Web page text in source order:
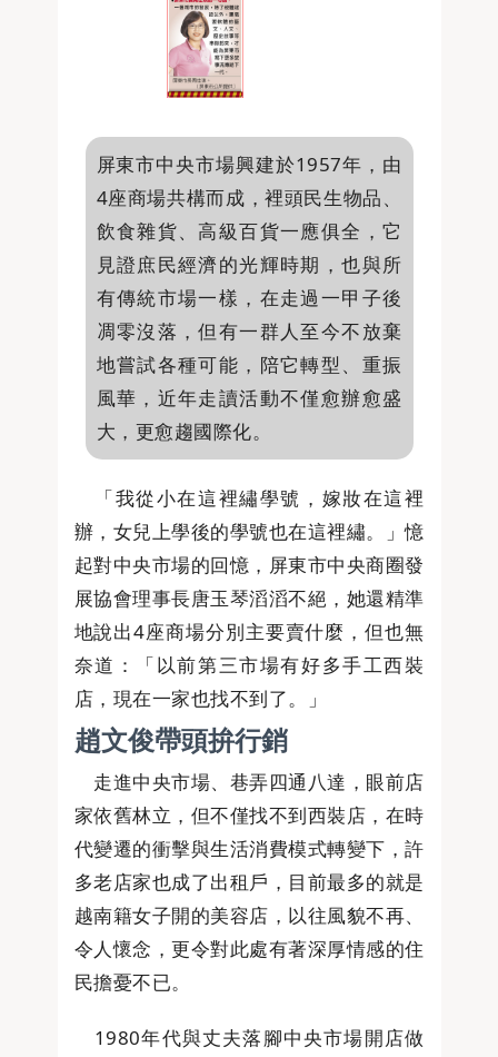
屏東市中央市場興建於1957年，由
4座商場共構而成，裡頭民生物品、
飲食雜貨、高級百貨一應俱全，它
見證庶民經濟的光輝時期，也與所
有傳統市場一樣，在走過一甲子後
凋零沒落，但有一群人至今不放棄
地嘗試各種可能，陪它轉型、重振
風華，近年走讀活動不僅愈辦愈盛
大，更愈趨國際化。
「我從小在這裡繡學號，嫁妝在這裡
辦，女兒上學後的學號也在這裡繡。」憶
起對中央市場的回憶，屏東市中央商圈發
展協會理事長唐玉琴滔滔不絕，她還精準
地說出4座商場分別主要賣什麼，但也無
奈道：「以前第三市場有好多手工西裝
店，現在一家也找不到了。」
趙文俊帶頭拚行銷
走進中央市場、巷弄四通八達，眼前店
家依舊林立，但不僅找不到西裝店，在時
代變遷的衝擊與生活消費模式轉變下，許
多老店家也成了出租戶，目前最多的就是
越南籍女子開的美容店，以往風貌不再、
令人懷念，更令對此處有著深厚情感的住
民擔憂不已。
1980年代與丈夫落腳中央市場開店做